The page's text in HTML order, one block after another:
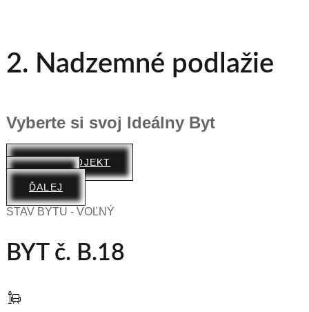
2. Nadzemné podlažie
Vyberte si svoj Ideálny Byt
CELÝ PROJEKT
SPÄŤ
ĎALEJ
STAV BYTU - VOĽNÝ
BYT č. B.18